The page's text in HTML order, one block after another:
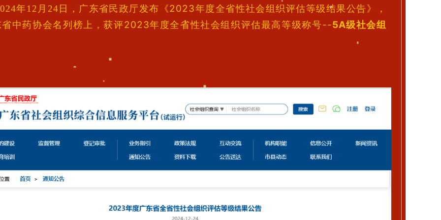
年12月24日， 广东省民政厅发布《2023年度全省性社会组织评估等级结果公告》，
省中药协会名列榜上，获评2023年度全省性社会组织评估最高等级称号--5A级社会组